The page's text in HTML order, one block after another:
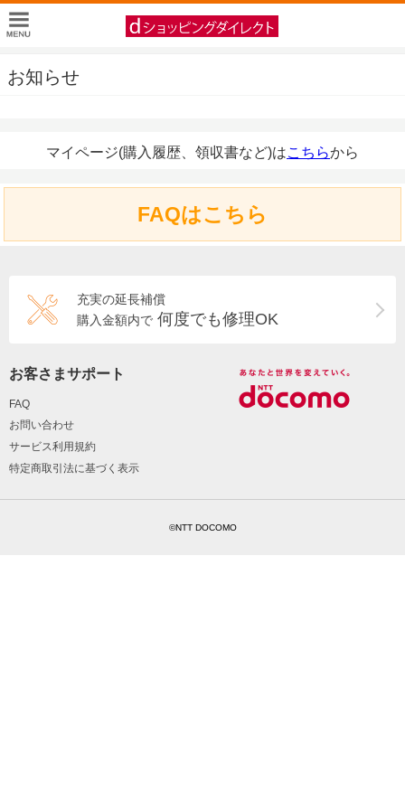
お知らせ
マイページ(購入履歴、領収書など)はこちらから
FAQはこちら
充実の延長補償
購入金額内で 何度でも修理OK
お客さまサポート
FAQ
お問い合わせ
サービス利用規約
特定商取引法に基づく表示
©NTT DOCOMO